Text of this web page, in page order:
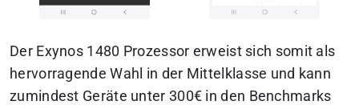
Der Exynos 1480 Prozessor erweist sich somit als
hervorragende Wahl in der Mittelklasse und kann
zumindest Geräte unter 300€ in den Benchmarks